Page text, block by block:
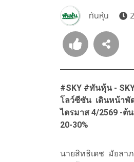
ทันหุ้น
#SKY #ทันหุ้น -
โลว์ซีซัน เดินหน้าพั
ไตรมาส 4/2569 -ต้
20-30%
นายสิทธิเดช มัยลา